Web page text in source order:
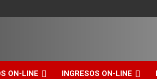
ON-LINE INGRESOS ON-LINE